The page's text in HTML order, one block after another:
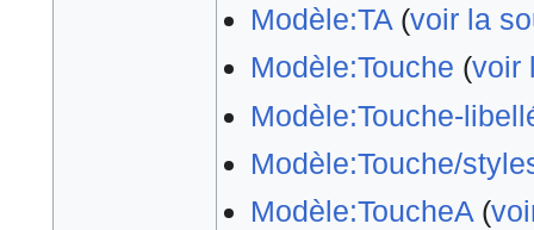
Modèle:TA(voir la
Modèle:Touche (voir
Modèle:Touche-
Modèle:Touche/
Modèle:ToucheA(